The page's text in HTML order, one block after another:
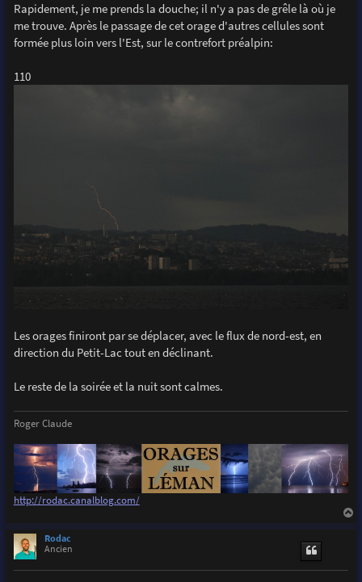
Rapidement, je me prends la douche; il n'y a pas de grêle là où je
me trouve. Après le passage de cet orage d'autres cellules sont
formée plus loin vers l'Est, sur le contrefort préalpin:
110
Les orages finiront par se déplacer, avec le flux de nord-est, en
direction du Petit-Lac tout en déclinant.
Le reste de la soirée et la nuit sont calmes.
Roger Claude
http://rodac.canalblog.com/
Rodac
Ancien